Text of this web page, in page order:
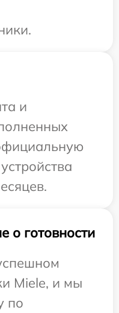
и
о готовности
Miele, и мы
по